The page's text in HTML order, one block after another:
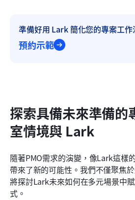
準備好用 Lark 簡化您的專案工作
預約示範
探索具備未來準備的
室情境與 Lark
隨著PMO需求的演變，像Lark這樣
帶來了新的可能性。我們不僅聚焦
將探討Lark未來如何在多元場景中
式。